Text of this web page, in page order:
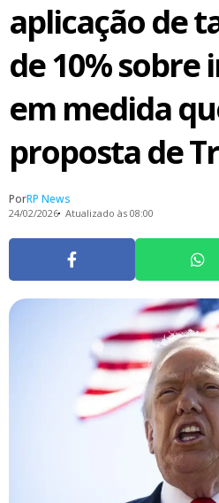
aplicação de
de 10% sobre
em medida
proposta de
PorRP News
24/02/2026 Atualizado às 08:00